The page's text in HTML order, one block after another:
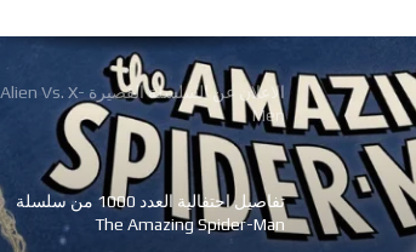
الاعلان عن السلسلة القصيرة Alien Vs. X-
Men
تفاصيل احتفالية العدد 1000 من سلسلة
The Amazing Spider-Man